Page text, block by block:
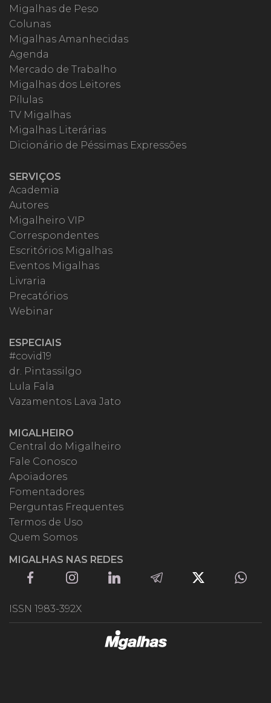
Migalhas de Peso
Colunas
Migalhas Amanhecidas
Agenda
Mercado de Trabalho
Migalhas dos Leitores
Pílulas
TV Migalhas
Migalhas Literárias
Dicionário de Péssimas Expressões
SERVIÇOS
Academia
Autores
Migalheiro VIP
Correspondentes
Escritórios Migalhas
Eventos Migalhas
Livraria
Precatórios
Webinar
ESPECIAIS
#covid19
dr. Pintassilgo
Lula Fala
Vazamentos Lava Jato
MIGALHEIRO
Central do Migalheiro
Fale Conosco
Apoiadores
Fomentadores
Perguntas Frequentes
Termos de Uso
Quem Somos
MIGALHAS NAS REDES
ISSN 1983-392X